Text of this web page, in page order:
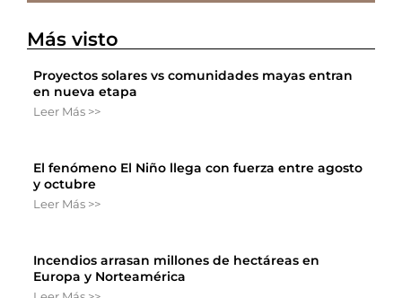
Más visto
Proyectos solares vs comunidades mayas entran
en nueva etapa
Leer Más >>
El fenómeno El Niño llega con fuerza entre agosto
y octubre
Leer Más >>
Incendios arrasan millones de hectáreas en
Europa y Norteamérica